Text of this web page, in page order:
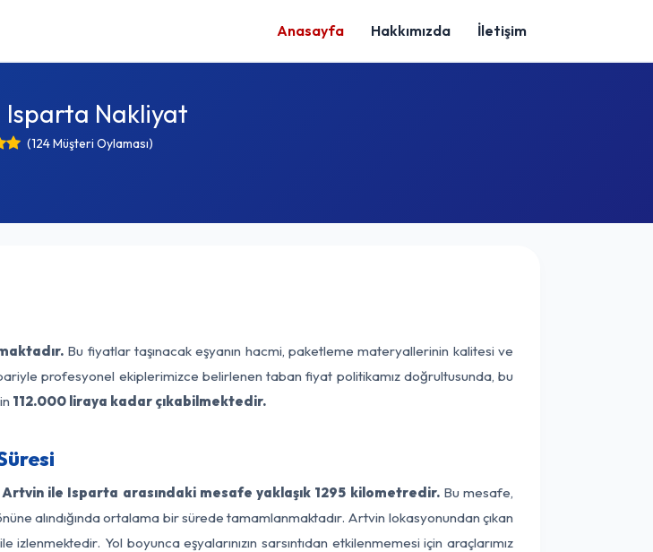
Anasayfa Hakkımızda İletişim
Nakliyat
(124 Müşteri Oylaması)
Bu fiyatlar taşınacak eşyanın hacmi, paketleme materyallerinin kalitesi ve
profesyonel ekiplerimizce belirlenen taban fiyat politikamız doğrultusunda, bu
112.000 liraya kadar çıkabilmektedir.
Artvin ile Isparta arasındaki mesafe yaklaşık 1295 kilometredir.Bu mesafe,
alındığında ortalama bir sürede tamamlanmaktadır. Artvin lokasyonundan çıkan
Yol boyunca eşyalarınızın sarsıntıdan etkilenmemesi için araçlarımız